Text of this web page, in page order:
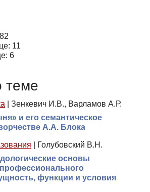
11
6
теме
Зенкевич И.В., Варламов А.Р.
и его семантическое
А.А. Блока
Голубовский В.Н.
основы
функции и условия